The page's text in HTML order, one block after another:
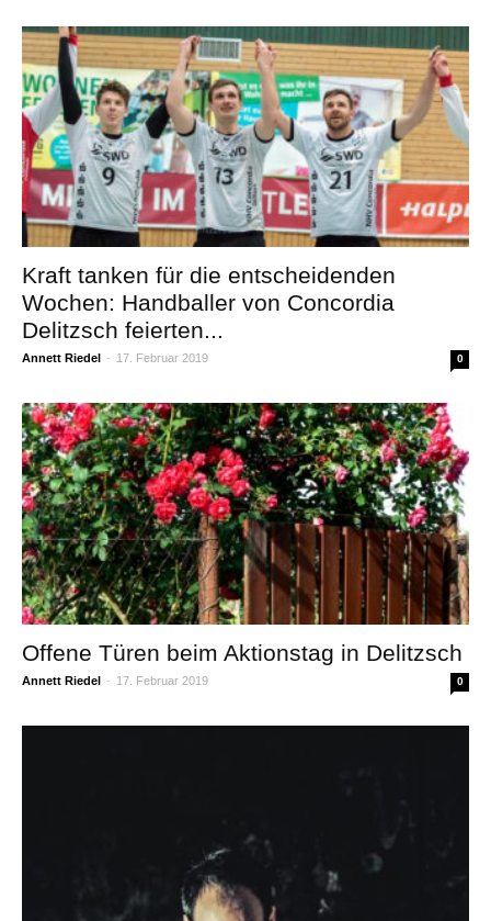
Kraft tanken für die entscheidenden
Wochen: Handballer von Concordia
Delitzsch feierten...
Annett Riedel - 17. Februar 2019 0
Offene Türen beim Aktionstag in Delitzsch
Annett Riedel - 17. Februar 2019 0